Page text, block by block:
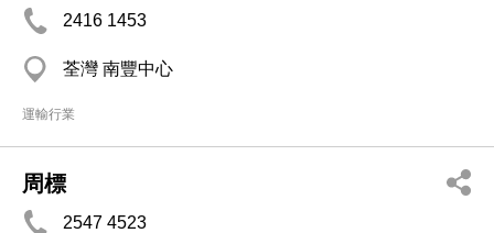
2416 1453
荃灣 南豐中心
運輸行業
周標
2547 4523